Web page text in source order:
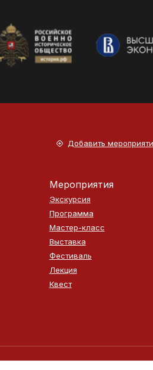
Добавить
Мероприятия
Экскурсия
Программа
Мастер-класс
Выставка
Фестиваль
Лекция
Квест